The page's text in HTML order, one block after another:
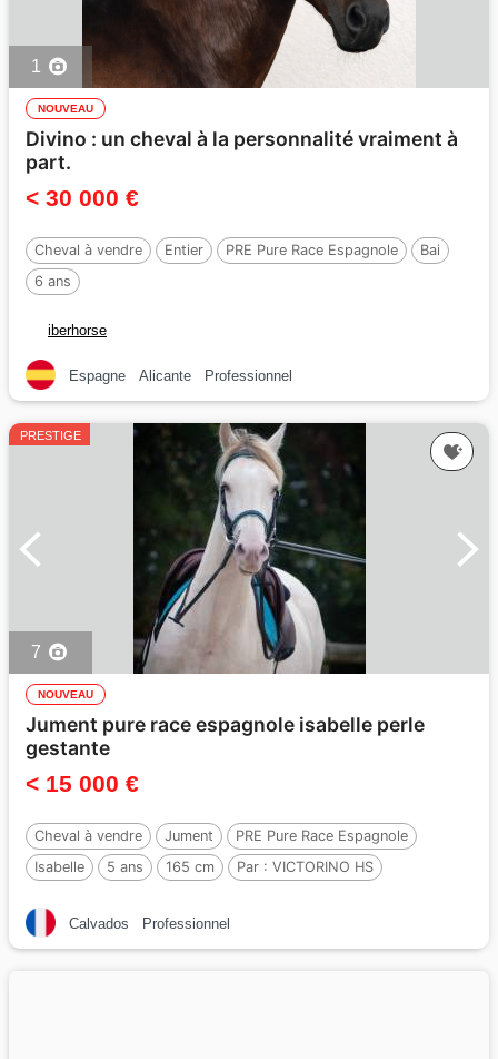
1
NOUVEAU
Divino : un cheval à la personnalité vraiment à
part.
< 30 000 €
Cheval à vendre Entier PRE Pure Race Espagnole
Bai
6 ans
iberhorse
Espagne Alicante Professionnel
PRESTIGE
7
NOUVEAU
Jument pure race espagnole isabelle perle
gestante
< 15 000 €
Cheval à vendre Jument
PRE Pure Race Espagnole
Isabelle
5 ans 165 cm Par : VICTORINO HS
Calvados Professionnel